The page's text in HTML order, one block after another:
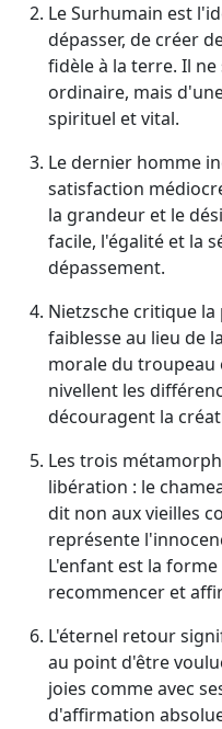
Le Surhumain est
dépasser, de créer
fidèle à la terre. Il
ordinaire, mais
spirituel et vital.
Le dernier homme
satisfaction
la grandeur et le
facile, l'égalité et la
dépassement.
Nietzsche critique
faiblesse au lieu de
morale du troupeau
nivellent les
découragent la
Les trois
libération : le
dit non aux vieilles
représente
L'enfant est la
recommencer et
L'éternel retour
au point d'être
joies comme avec
d'affirmation